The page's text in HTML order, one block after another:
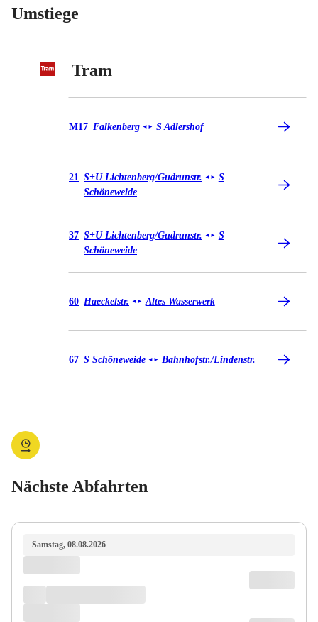
Umstiege
Tram
Tram M17
M17 Falkenberg ◄ ► S Adlershof
Tram 21
21 S+U Lichtenberg/​Gudrunstr. ◄ ►
S
Schöneweide
Tram 37
37 S+U Lichtenberg/Gudrunstr. ◄ ►
S
Schöneweide
Tram 60
60 Haeckelstr. ◄ ► Altes Wasserwerk
Tram 67
67 S Schöneweide ◄ ► Bahnhofstr./​Lindenstr.
Nächste Abfahrten
Samstag, 08.08.2026